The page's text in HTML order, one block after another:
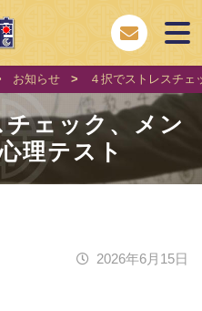
お知らせ > ４択でストレスチェ
ェック、メン
理テスト
2026年6月15日